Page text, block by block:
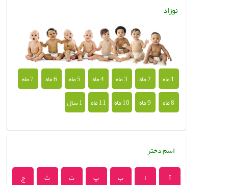
نوزاد
1 ماه 2 ماه 3 ماه 4 ماه 5 ماه 6 ماه
7 ماه
8 ماه
9 ماه 10 ماه 11 ماه 1 سال
اسم دختر
آ ا ب پ ت ث
ج